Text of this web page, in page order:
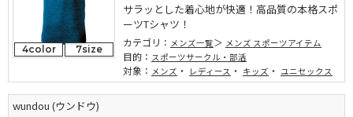
4color 7size
サラッとした着心地が快適！高品質の本格スポ
ーツTシャツ！
カテゴリ： メンズ一覧 メンズ スポーツアイテム
目的： スポーツサークル・部活
対象： メンズ ・ レディース ・ キッズ ・ ユニセックス
wundou (ウンドウ)